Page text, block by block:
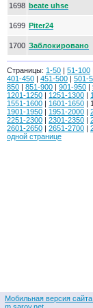
1698 beate uhse
1699 Piter24
1700 Заблокировано
Страницы: 1-50 | 51-100
401-450 | 451-500 | 501-
850 | 851-900 | 901-950 |
1201-1250 | 1251-1300 |
1551-1600 | 1601-1650 |
1901-1950 | 1951-2000 |
2251-2300 | 2301-2350 |
2601-2650 | 2651-2700 |
одной странице
Мобильная версия сайта: